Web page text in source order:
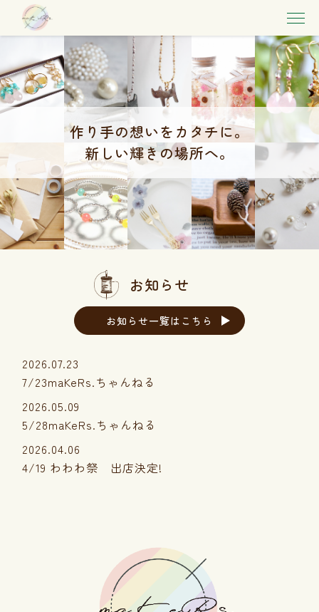
作り手の想いをカタチに。
新しい輝きの場所へ。
お知らせ
お知らせ一覧はこちら
2026.07.23
7/23maKeRs.ちゃんねる
2026.05.09
5/28maKeRs.ちゃんねる
2026.04.06
4/19 わわわ祭 出店決定!